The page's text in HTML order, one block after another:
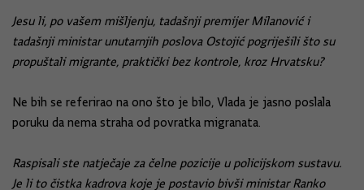
Jesu li, po vašem mišljenju, tadašnji premijer Milanović i
tadašnji ministar unutarnjih poslova Ostojić pogriješili što su
propuštali migrante, praktički bez kontrole, kroz Hrvatsku?
Ne bih se referirao na ono što je bilo, Vlada je jasno poslala
poruku da nema straha od povratka migranata.
Raspisali ste natječaje za čelne pozicije u policijskom sustavu.
Je li to čistka kadrova koje je postavio bivši ministar Ranko